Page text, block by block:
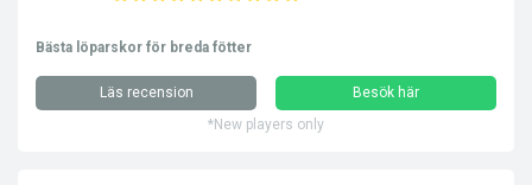
Bästa löparskor för breda fötter
Läs recension
Besök här
*New players only